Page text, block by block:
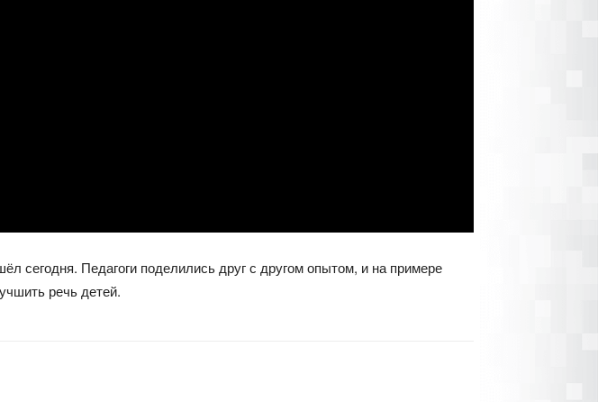
сегодня. Педагоги поделились друг с другом опытом, и на примере
речь детей.